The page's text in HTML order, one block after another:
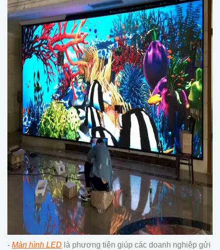
- Màn hình LED là phương tiện giúp các doanh nghiệp gửi